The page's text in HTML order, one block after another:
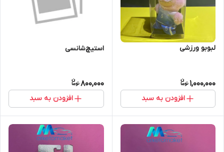
لبوبو ورزشی
1,000,000
افزودن به سبد
استیچ‌شانسی
800,000
افزودن به سبد